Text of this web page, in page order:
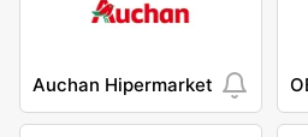
Auchan Hipermarket